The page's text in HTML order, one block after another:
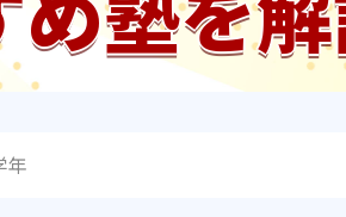
年